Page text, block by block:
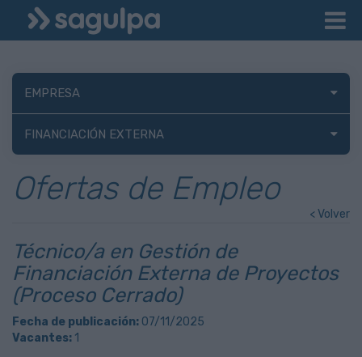
EMPRESA
FINANCIACIÓN EXTERNA
Ofertas de Empleo
< Volver
Técnico/a en Gestión de
Financiación Externa de Proyectos
(Proceso Cerrado)
Fecha de publicación: 07/11/2025
Vacantes: 1